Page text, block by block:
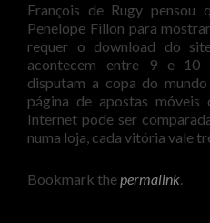
François de Rugy
Penelope Fillon para
requer o download do
acontecem entre 9 e 10
disputam a copa do
página de apostas
Internet pode ser
numa loja, cada vitória vale
Bookmark thepermalink.